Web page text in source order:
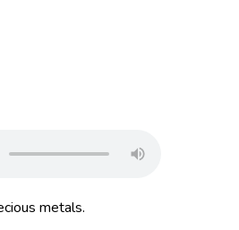
metals.